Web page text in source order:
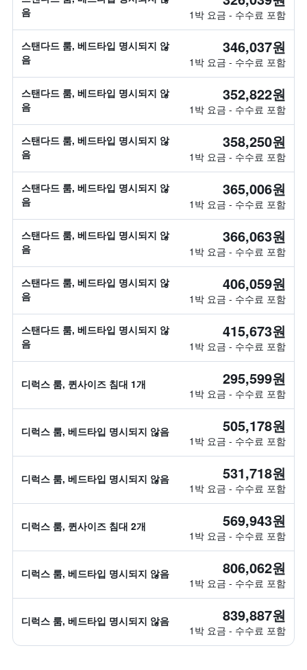
음
1박 요금 - 수수료 포함
스탠다드 룸, 베드타입 명시되지 않
음
346,037원
1박 요금 - 수수료 포함
스탠다드 룸, 베드타입 명시되지 않
음
352,822원
1박 요금 - 수수료 포함
스탠다드 룸, 베드타입 명시되지 않
음
358,250원
1박 요금 - 수수료 포함
스탠다드 룸, 베드타입 명시되지 않
음
365,006원
1박 요금 - 수수료 포함
스탠다드 룸, 베드타입 명시되지 않
음
366,063원
1박 요금 - 수수료 포함
스탠다드 룸, 베드타입 명시되지 않
음
406,059원
1박 요금 - 수수료 포함
스탠다드 룸, 베드타입 명시되지 않
음
415,673원
1박 요금 - 수수료 포함
디럭스 룸, 퀸사이즈 침대 1개 295,599원
1박 요금 - 수수료 포함
디럭스 룸, 베드타입 명시되지 않음 505,178원
1박 요금 - 수수료 포함
디럭스 룸, 베드타입 명시되지 않음 531,718원
1박 요금 - 수수료 포함
디럭스 룸, 퀸사이즈 침대 2개 569,943원
1박 요금 - 수수료 포함
디럭스 룸, 베드타입 명시되지 않음 806,062원
1박 요금 - 수수료 포함
디럭스 룸, 베드타입 명시되지 않음 839,887원
1박 요금 - 수수료 포함